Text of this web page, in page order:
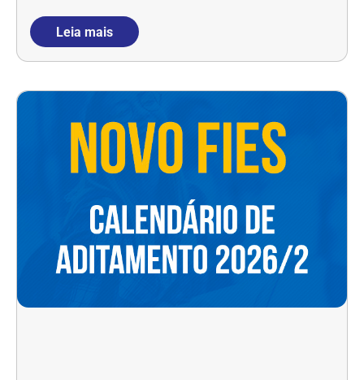
Leia mais